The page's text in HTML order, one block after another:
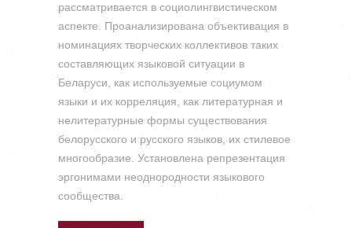
рассматривается в социолингвистическом
аспекте. Проанализирована объективация в
номинациях творческих коллективов таких
составляющих языковой ситуации в
Беларуси, как используемые социумом
языки и их корреляция, как литературная и
нелитературные формы существования
белорусского и русского языков, их стилевое
многообразие. Установлена репрезентация
эргонимами неоднородности языкового
сообщества.